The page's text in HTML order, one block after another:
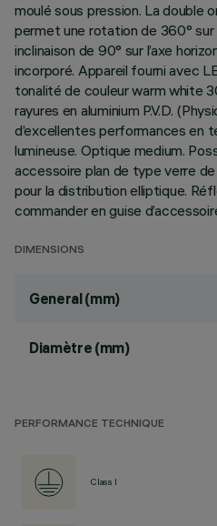
moulé sous pression. La double
permet une rotation de 360° sur
inclinaison de 90° sur l’axe
incorporé. Appareil fourni avec
tonalité de couleur warm white
rayures en aluminium P.V.D.
d’excellentes performances en
lumineuse. Optique medium.
accessoire plan de type verre
pour la distribution elliptique.
commander en guise
DIMENSIONS
General (mm)
Diamètre (mm)
PERFORMANCE TECHNIQUE
Class I